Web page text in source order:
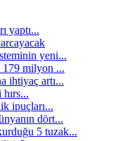
yaptı...
yeni...
179 milyon ...
ihtiyaç artı...
ipuçları...
dört...
5 tuzak...